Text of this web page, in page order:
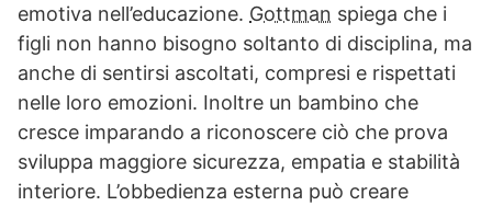
emotiva nell’educazione. Gottman spiega che i
figli non hanno bisogno soltanto di disciplina, ma
anche di sentirsi ascoltati, compresi e rispettati
nelle loro emozioni. Inoltre un bambino che
cresce imparando a riconoscere ciò che prova
sviluppa maggiore sicurezza, empatia e stabilità
interiore. L’obbedienza esterna può creare